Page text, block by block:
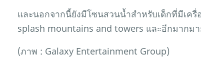
และนอกจากนี้ยังมีโซนสวนน้ำสำหรับเด็กที่มีเค
splash mountains and towers และอีกมากม
(ภาพ : Galaxy Entertainment Group)